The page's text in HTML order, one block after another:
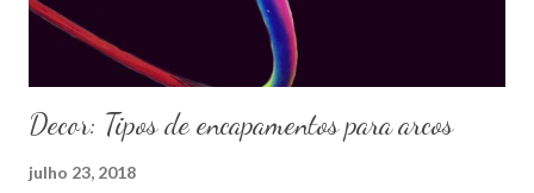
Decor: Tipos de encapamentos para arcos
julho 23, 2018